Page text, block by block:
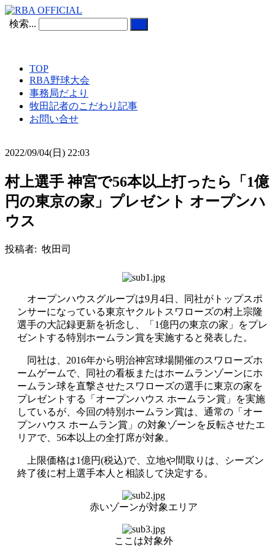
検索...
TOP
RBA野球大会
事務局だより
牧田記者のこだわり記事
お問い合せ
2022/09/04(日) 22:03
村上選手 神宮で56本以上打ったら「1億
円の東京の家」プレゼント オープンハ
ウス
投稿者: 牧田司
オープンハウスグループは9月 4日、同社がトップスポ
ンサーになっている東京ヤクルトスワローズの村上宗隆
選手の大記録更新を祈念し、「 1億円の東京の家」をプレ
ゼントする特別ホームラン賞を実施すると発表した。
同社は、 2016年から明治神宮球場開催のスワローズホ
ームゲームで、同社の看板またはホームランゾーンにホ
ームラン球を直撃させたスワローズの選手に東京の家を
プレゼントする「オープンハウス ホームラン賞」を実施
しているが、今回の特別ホームラン賞は、通常の「オー
プンハウス ホームラン賞」の対象ゾーンを反転させたエ
リアで、 56本以上の全打席が対象。
上限価格は1億円(税込)で、立地や間取りは、シーズン
終了後に村上選手本人と相談して決定する。
赤いゾーンが対象エリア
ここは対象外